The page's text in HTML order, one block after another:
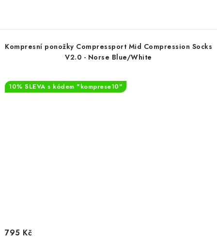
Kompresní ponožky Compressport Mid Compression Socks
V2.0 - Norse Blue/White
10% SLEVA s kódem "komprese10"
795 Kč